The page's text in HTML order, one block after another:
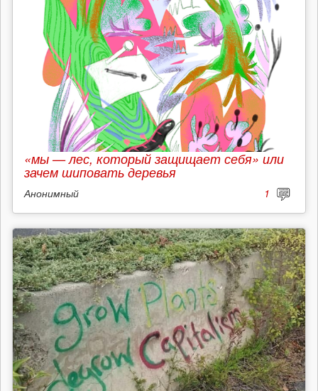
«мы — лес, который защищает себя» или
зачем шиповать деревья
Анонимный 1